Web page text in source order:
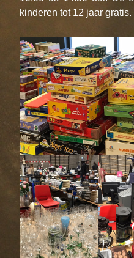
kinderen tot 12 jaar gratis.